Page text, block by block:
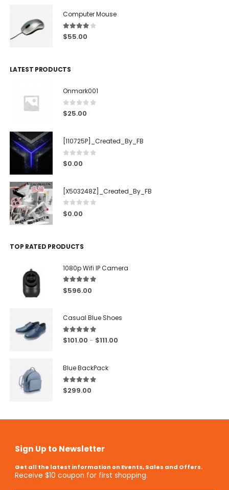
Computer Mouse
4.00out of 5
$55.00
LATEST PRODUCTS
Onmark001
0out of 5
$25.00
[110725P]_Created_By_FB
0out of 5
$0.00
[X503248Z]_Created_By_FB
0 out of 5
$0.00
TOP RATED PRODUCTS
1080p Wifi IP Camera
5.00out of 5
$596.00
Casual Blue Shoes
5.00 out of 5
$101.00 – $111.00
Blue BackPack
5.00out of 5
$299.00
Sign Up to Newsletter
Get all the latest information on Events, Sales and Offers.
Receive $10 coupon for first shopping.